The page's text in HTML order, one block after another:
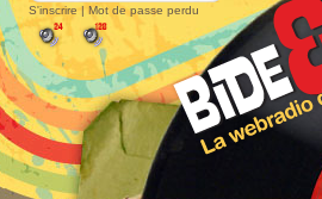
S'inscrire | Mot de passe perdu